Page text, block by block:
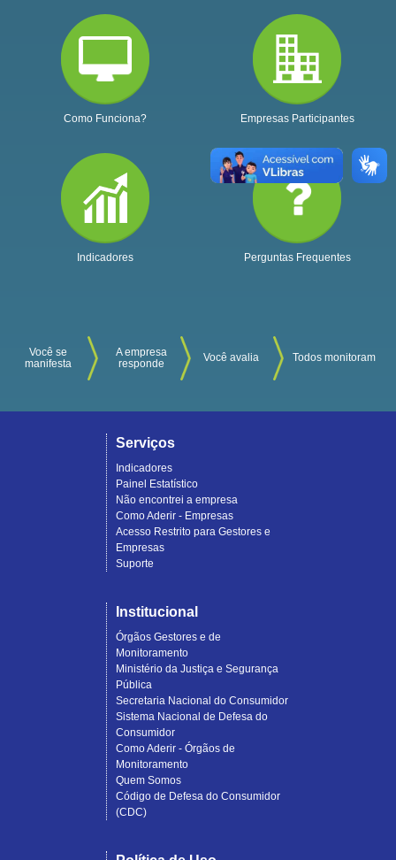
Como Funciona? Empresas Participantes
Indicadores Perguntas Frequentes
Você se
manifesta
A empresa
responde
Você avalia Todos monitoram
Serviços
Indicadores
Painel Estatístico
Não encontrei a empresa
Como Aderir - Empresas
Acesso Restrito para Gestores e
Empresas
Suporte
Institucional
Órgãos Gestores e de
Monitoramento
Ministério da Justiça e Segurança
Pública
Secretaria Nacional do Consumidor
Sistema Nacional de Defesa do
Consumidor
Como Aderir - Órgãos de
Monitoramento
Quem Somos
Código de Defesa do Consumidor
(CDC)